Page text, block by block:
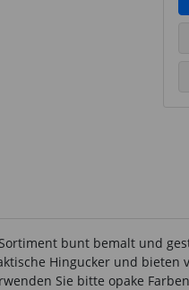
bunt bemalt und
Hingucker und bieten
Sie bitte opake